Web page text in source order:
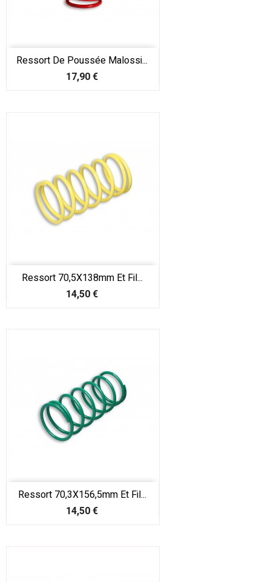
Ressort De Poussée Malossi...
Prix
17,90 €
Ressort 70,5X138mm Et Fil...
Prix
14,50 €
Ressort 70,3X156,5mm Et Fil...
Prix
14,50 €